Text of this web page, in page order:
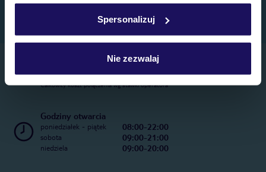
Spersonalizuj
Nie zezwalaj
Telefoniczne Centrum Rezerwacji
22 270 31 20
Całkowity koszt połączenia wg stawki operatora
Godziny otwarcia
poniedziałek - piątek 08:00-22:00
sobota 09:00-21:00
niedziela 09:00-20:00